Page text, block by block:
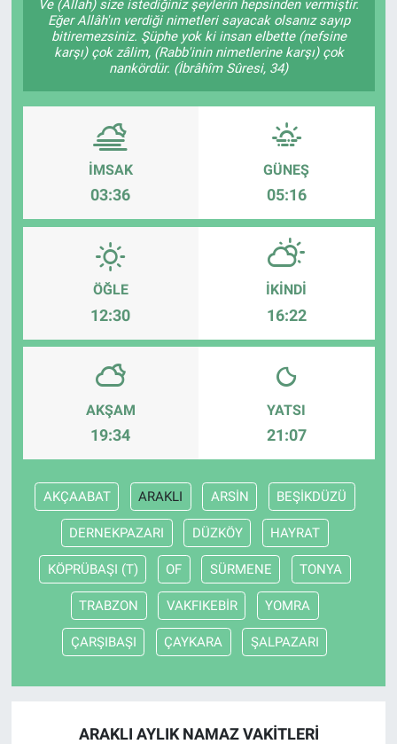
Ve (Allah) size istediğiniz şeylerin hepsinden vermiştir.
Eğer Allâh'ın verdiği nimetleri sayacak olsanız sayıp
bitiremezsiniz. Şüphe yok ki insan elbette (nefsine
karşı) çok zâlim, (Rabb'inin nimetlerine karşı) çok
nankördür. (İbrâhîm Sûresi, 34)
İMSAK
03:36
GÜNEŞ
05:16
ÖĞLE
12:30
İKINDI
16:22
AKŞAM
19:34
YATSI
21:07
AKÇAABAT ARAKLI ARSİN BEŞİKDÜZÜ
DERNEKPAZARI DÜZKÖY HAYRAT
KÖPRÜBAŞI (T) OF SÜRMENE TONYA
TRABZON VAKFIKEBİR YOMRA
ÇARŞIBAŞI ÇAYKARA ŞALPAZARI
ARAKLI AYLIK NAMAZ VAKITLERI